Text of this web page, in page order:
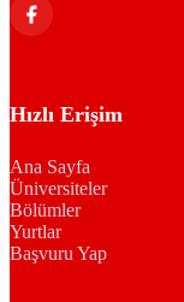
Hızlı Erişim
Ana Sayfa
Üniversiteler
Bölümler
Yurtlar
Başvuru Yap